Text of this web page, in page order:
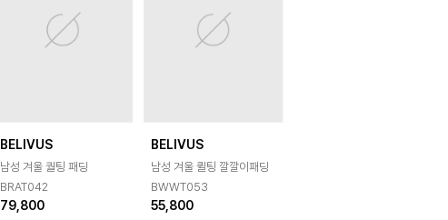
BELIVUS
남성 겨울 퀄팅 패딩
BRAT042
79,800
BELIVUS
남성 겨울 퀼팅 깔깔이패딩
BWWT053
55,800